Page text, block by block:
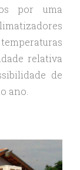
por uma
relativa
de
ano.